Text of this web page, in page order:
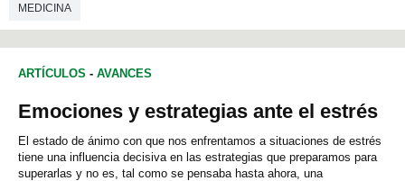
MEDICINA
ARTÍCULOS - AVANCES
Emociones y estrategias ante el estrés
El estado de ánimo con que nos enfrentamos a situaciones de estrés
tiene una influencia decisiva en las estrategias que preparamos para
superarlas y no es, tal como se pensaba hasta ahora, una